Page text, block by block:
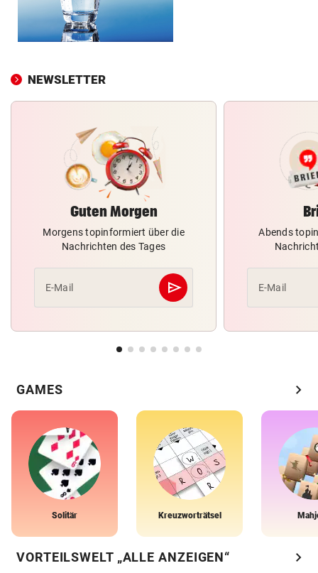
NEWSLETTER
Guten Morgen
Morgens topinformiert über die
Nachrichten des Tages
E-Mail send
Abschicken
Abends
E-Mail
GAMES chevron_right
Solitär Kreuzworträtsel
VORTEILSWELT „ALLE ANZEIGEN“ chevron_right